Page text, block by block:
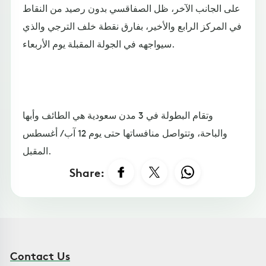
على الجانب الآخر، ظل الصفاقسي بدون رصيد من النقاط
في المركز الرابع والأخير، بفارق نقطة خلف الترجي والذي
سيواجهه في الجولة المقبلة يوم الأربعاء.
وتقام البطولة في 3 مدن سعودية هي الطائف وأبها
والباحة، وتتواصل منافساتها حتى يوم 12 آب / أغسطس
المقبل.
Share:
Contact Us